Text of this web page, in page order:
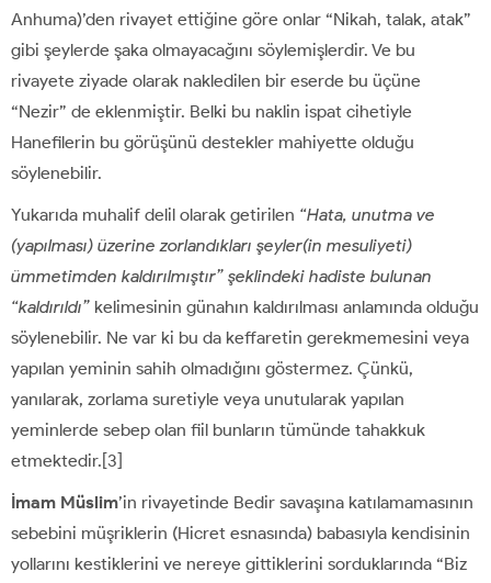
Anhuma)’den rivayet ettiğine göre onlar “Nikah, talak, atak”
gibi şeylerde şaka olmayacağını söylemişlerdir. Ve bu
rivayete ziyade olarak nakledilen bir eserde bu üçüne
“Nezir” de eklenmiştir. Belki bu naklin ispat cihetiyle
Hanefilerin bu görüşünü destekler mahiyette olduğu
söylenebilir.
Yukarıda muhalif delil olarak getirilen “Hata, unutma ve
(yapılması) üzerine zorlandıkları şeyler(in mesuliyeti)
ümmetimden kaldırılmıştır” şeklindeki hadiste bulunan
“kaldırıldı” kelimesinin günahın kaldırılması anlamında olduğu
söylenebilir. Ne var ki bu da keffaretin gerekmemesini veya
yapılan yeminin sahih olmadığını göstermez. Çünkü,
yanılarak, zorlama suretiyle veya unutularak yapılan
yeminlerde sebep olan fiil bunların tümünde tahakkuk
etmektedir.[3]
İmam Müslim’in rivayetinde Bedir savaşına katılamamasının
sebebini müşriklerin (Hicret esnasında) babasıyla kendisinin
yollarını kestiklerini ve nereye gittiklerini sorduklarında “Biz